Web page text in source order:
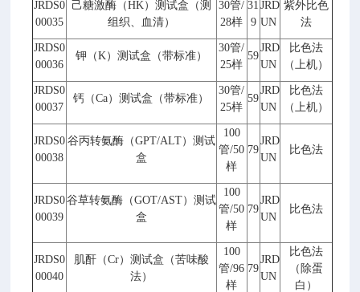
JRDS0
00035
己糖激酶（HK）测试盒（测
组织、血清）
30管/
28样
31
9
JRD
UN
紫外比色
法
JRDS0
00036
钾（K）测试盒（带标准）
30管/
25样
59
JRD
UN
比色法
（上机）
JRDS0
00037
钙（Ca）测试盒（带标准）
30管/
25样
59
JRD
UN
比色法
（上机）
JRDS0
00038
谷丙转氨酶（GPT/ALT）测试
盒
100
管/50
样
79
JRD
UN
比色法
JRDS0
00039
谷草转氨酶（GOT/AST）测试
盒
100
管/50
样
79
JRD
UN
比色法
JRDS0
00040
肌酐（Cr）测试盒（苦味酸
法）
100
管/96
样
79
JRD
UN
比色法
（除蛋
白）